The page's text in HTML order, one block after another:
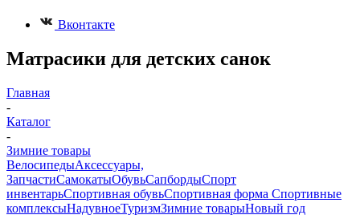
Вконтакте
Матрасики для детских санок
Главная
-
Каталог
-
Зимние товары
ВелосипедыАксессуары,
ЗапчастиСамокатыОбувьСапбордыСпорт
инвентарьСпортивная обувьСпортивная форма Спортивные
комплексыНадувноеТуризмЗимние товарыНовый год